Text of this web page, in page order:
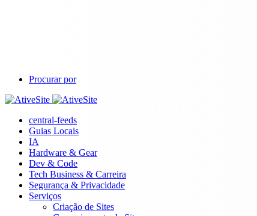
Procurar por
central-feeds
Guias Locais
IA
Hardware & Gear
Dev & Code
Tech Business & Carreira
Segurança & Privacidade
Serviços
Criação de Sites